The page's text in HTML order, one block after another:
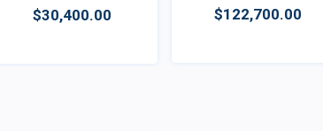
$30,400.00 $122,700.00